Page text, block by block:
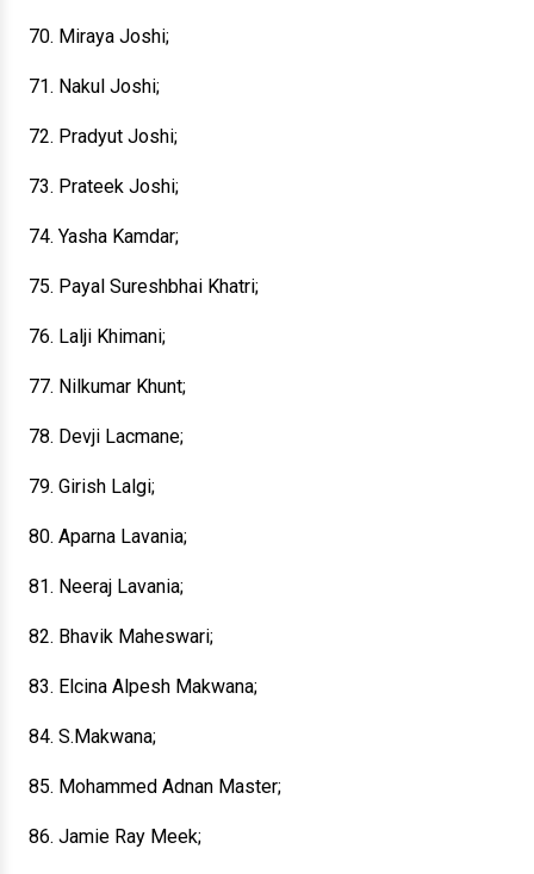
70. Miraya Joshi;
71. Nakul Joshi;
72. Pradyut Joshi;
73. Prateek Joshi;
74. Yasha Kamdar;
75. Payal Sureshbhai Khatri;
76. Lalji Khimani;
77. Nilkumar Khunt;
78. Devji Lacmane;
79. Girish Lalgi;
80. Aparna Lavania;
81. Neeraj Lavania;
82. Bhavik Maheswari;
83. Elcina Alpesh Makwana;
84. S.Makwana;
85. Mohammed Adnan Master;
86. Jamie Ray Meek;